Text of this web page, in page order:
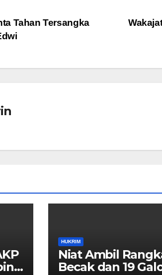
Tahan Tersangka
HUKRIM
Niat Ambil
Becak dan 19